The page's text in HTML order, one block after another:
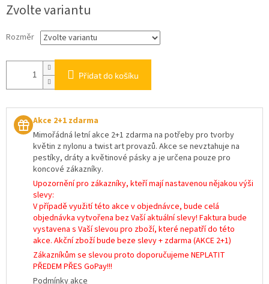
cena:
Zvolte variantu
Rozměr
Přidat do košíku
Akce 2+1 zdarma
Mimořádná letní akce 2+1 zdarma na potřeby pro tvorby
květin z nylonu a twist art provazů. Akce se nevztahuje na
pestíky, dráty a květinové pásky a je určena pouze pro
koncové zákazníky.
Upozornění pro zákazníky, kteří mají nastavenou nějakou výši
slevy:
V případě využití této akce v objednávce, bude celá
objednávka vytvořena bez Vaší aktuální slevy! Faktura bude
vystavena s Vaší slevou pro zboží, které nepatří do této
akce. Akční zboží bude beze slevy + zdarma (AKCE 2+1)
Zákazníkům se slevou proto doporučujeme NEPLATIT
PŘEDEM PŘES GoPay!!!
Podmínky akce